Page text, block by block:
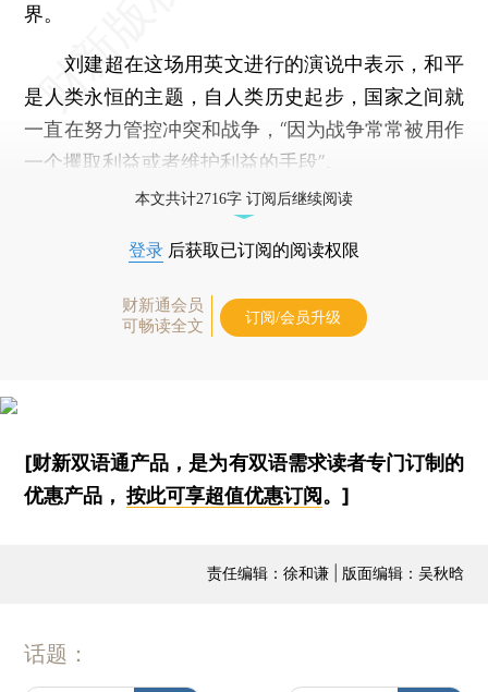
界。
刘建超在这场用英文进行的演说中表示，和平
是人类永恒的主题，自人类历史起步，国家之间就
一直在努力管控冲突和战争，“因为战争常常被用作
一个攫取利益或者维护利益的手段”。
本文共计2716字 订阅后继续阅读
登录 后获取已订阅的阅读权限
财新通会员
可畅读全文
订阅/会员升级
[财新双语通产品，是为有双语需求读者专门订制的
优惠产品，按此可享超值优惠订阅。]
责任编辑：徐和谦 | 版面编辑：吴秋晗
话题：